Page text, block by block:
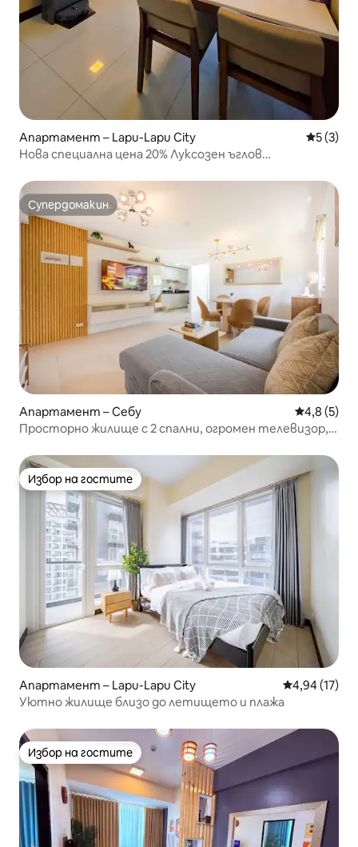
Апартамент – Lapu-Lapu City Средна
5 (3)
Нова специална цена 20% Луксозен ъглов
плажа. Голям 65-инчов телевизор. Услуга за вземане
и оставяне
Супердомакин
Супердомакин
Апартамент – Себу Средна
4,8 (5)
Просторно жилище с 2 спални, огромен телевизор,
Избор на гостите
Избор на гостите
Апартамент – Lapu-Lapu City Средна
4,94 (17)
Уютно жилище близо до летището и плажа
Избор на гостите
Избор на гостите